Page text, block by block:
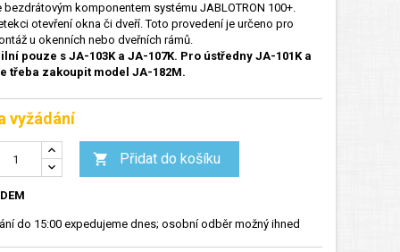
bezdrátovým komponentem systému JABLOTRON 100+.
otevření okna či dveří. Toto provedení je určeno pro
u okenních nebo dveřních rámů.
pouze s JA-103K a JA-107K. Pro ústředny JA-101K a
třeba zakoupit model JA-182M.
vyžádání
 Přidat do košíku
do 15:00 expedujeme dnes; osobní odběr možný ihned